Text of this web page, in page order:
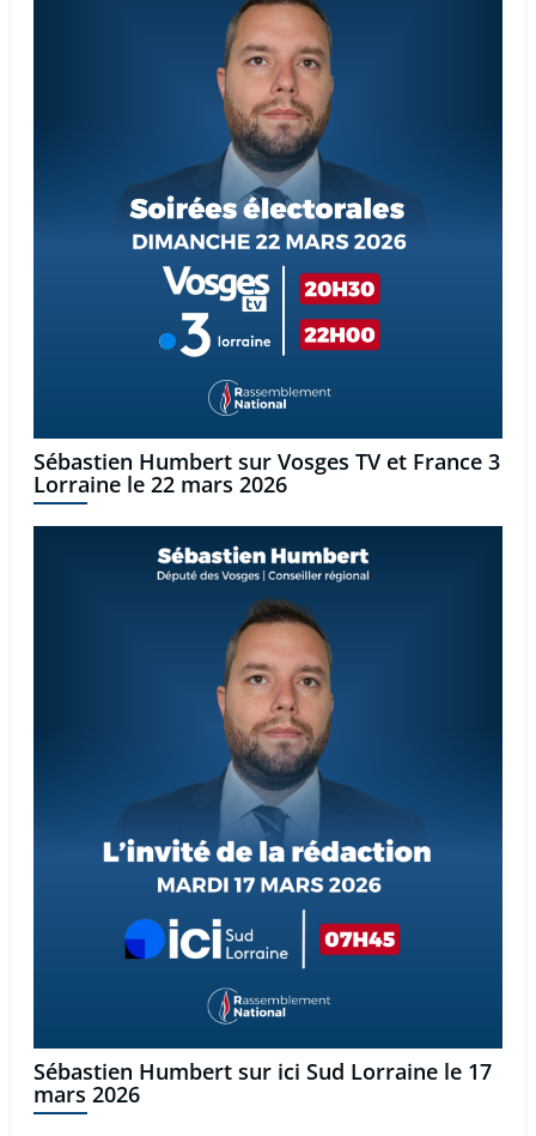
Sébastien Humbert sur Vosges TV et France 3
Lorraine le 22 mars 2026
Sébastien Humbert sur ici Sud Lorraine le 17
mars 2026